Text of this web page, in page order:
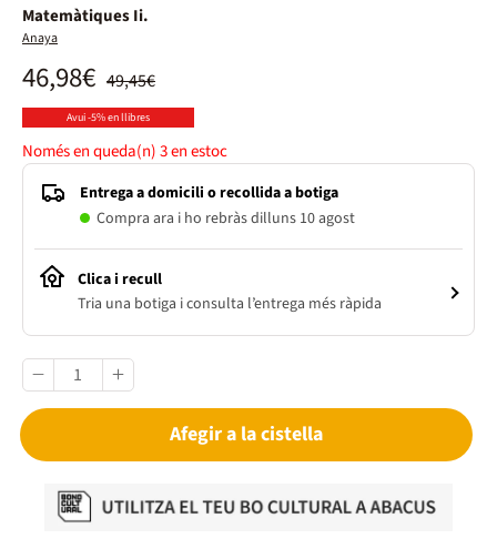
Matemàtiques Ii.
Anaya
49,45€
46,98€
Avui -5% en llibres
Només en queda(n)3en estoc
Entrega a domicili o recollida a botiga
Compra ara i ho rebràs dilluns 10 agost
Clica i recull
Tria una botiga i consulta l’entrega més ràpida
Afegir a la cistella